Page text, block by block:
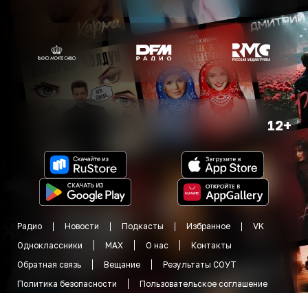
12+
Радио Новости Подкасты Избранное
VK
Одноклассники
MAX О нас
Контакты
Обратная связь
Вещание
Результаты СОУТ
Политика безопасности
Пользовательское соглашение